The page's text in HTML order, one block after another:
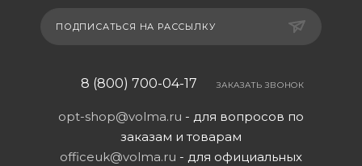
ПОДПИСАТЬСЯ НА РАССЫЛКУ
8 (800) 700-04-17 ЗАКАЗАТЬ ЗВОНОК
opt-shop@volma.ru - для вопросов по
заказам и товарам
officeuk@volma.ru - для официальных